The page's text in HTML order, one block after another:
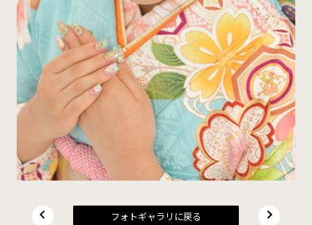
フォトギャラリに戻る